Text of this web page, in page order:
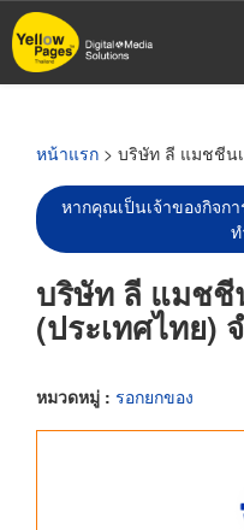
ข้าม
ไป
หน้าแรก > บริษัท ลี แมชชีน
หากคุณเป็นเจ้าของกิจก
บริษัท ลี แมชชี
(ประเทศไทย)
หมวดหมู่ : รอกยกของ